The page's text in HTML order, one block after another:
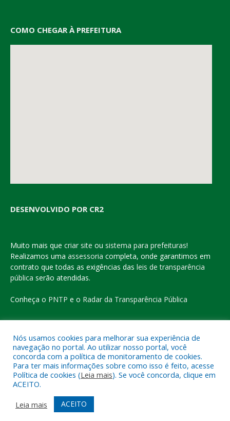
COMO CHEGAR À PREFEITURA
DESENVOLVIDO POR CR2
Muito mais que criar site ou sistema para prefeituras!
Realizamos uma assessoria completa, onde garantimos em
contrato que todas as exigências das leis de transparência
pública serão atendidas.
Conheça o PNTP e o Radar da Transparência Pública
Todos os direitos reservados a Prefeitura Municipal de Eldorado
do Carajás
Mapa do Site
Acessar o Webmail
Nós usamos cookies para melhorar sua experiência de
navegação no portal. Ao utilizar nosso portal, você
concorda com a política de monitoramento de cookies.
Para ter mais informações sobre como isso é feito, acesse
Política de cookies (Leia mais). Se você concorda, clique em
ACEITO.
Leia mais
ACEITO